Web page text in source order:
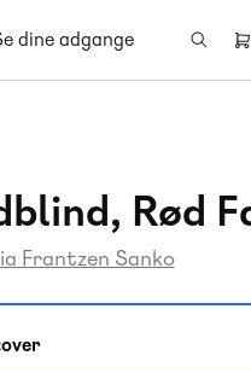
dine adgange
Header
Rød
Frantzen Sanko